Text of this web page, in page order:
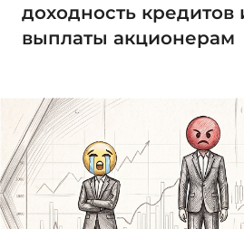
доходность кредитов
выплаты акционерам